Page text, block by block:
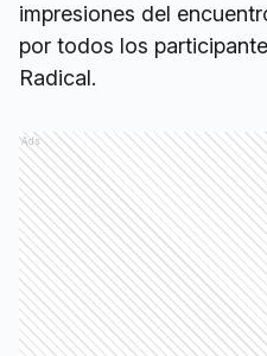
impresiones del
por todos los
Radical.
Ads